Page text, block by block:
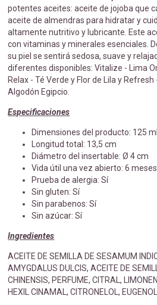
potentes aceites: aceite de jojoba que
aceite de almendras para hidratar y
altamente nutritivo y lubricante. Este
con vitaminas y minerales esenciales.
su piel se sentirá sedosa, suave y
diferentes disponibles: Vitalize - Lima
Relax - Té Verde y Flor de Lila y
Algodón Egipcio.
Especificaciones
Dimensiones del producto: 125 ml
Longitud total: 13,5 cm
Diámetro del insertable: Ø 4 cm
Vida útil una vez abierto: 6 meses
Prueba de alergia: Sí
Sin gluten: Sí
Sin parabenos: Sí
Sin azúcar: Sí
Ingredientes
ACEITE DE SEMILLA DE SESAMUM
AMYGDALUS DULCIS, ACEITE DE
CHINENSIS, PERFUME, CITRAL,
HEXIL CINAMAL, CITRONELOL,